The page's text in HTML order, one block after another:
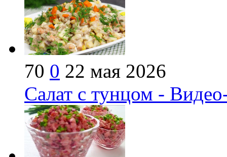
70 0 22 мая 2026
Салат с тунцом -